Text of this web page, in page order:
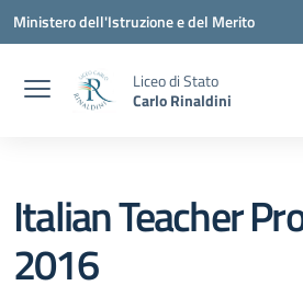
Vai ai contenuti
Vai al menu di navigazione
Vai al footer
Ministero dell'Istruzione e del Merito
Liceo di Stato
Carlo Rinaldini
Italian Teacher
2016